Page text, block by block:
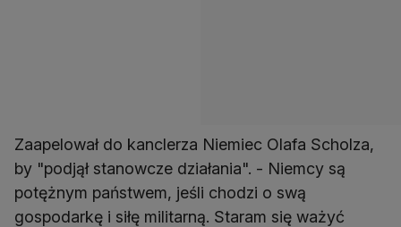
Zaapelował do kanclerza Niemiec Olafa Scholza,
by "podjął stanowcze działania". - Niemcy są
potężnym państwem, jeśli chodzi o swą
gospodarkę i siłę militarną. Staram się ważyć